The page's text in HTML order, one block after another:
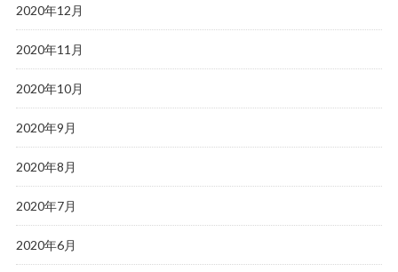
2020年12月
2020年11月
2020年10月
2020年9月
2020年8月
2020年7月
2020年6月